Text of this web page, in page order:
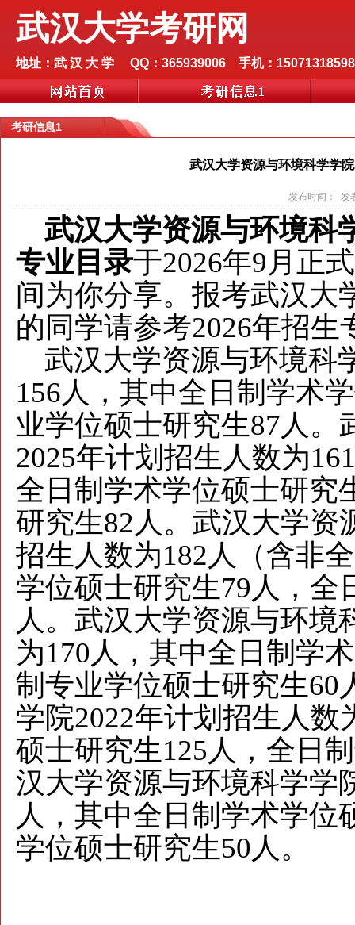
武汉大学考研网
地址：武 汉 大 学 QQ：365939006 手机：15071318598
考研信息1
武汉大学资源与环境科学学
发布时间： 发
武汉大学资源与环境科
专业目录于2026年9月正
间为你分享。报考武汉大
的同学请参考2026年招生
武汉大学资源与环境科
156人，其中全日制学术
业学位硕士研究生87人。
2025年计划招生人数为
全日制学术学位硕士研究
研究生82人。 武汉大学资
招生人数为182人（含非
学位硕士研究生79人，全
人。 武汉大学资源与环境
为170人，其中全日制学
制专业学位硕士研究生60
学院2022年计划招生人
硕士研究生125人，全日
汉大学资源与环境科学学
人，其中全日制学术学位
学位硕士研究生50人 。